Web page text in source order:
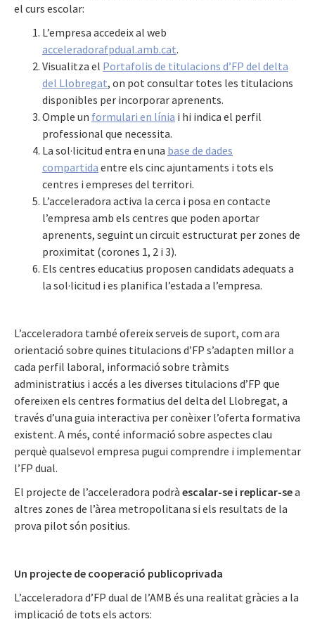
el curs escolar:
L’empresa accedeix al web
acceleradorafpdual.amb.cat.
Visualitza el Portafolis de titulacions d’FP del delta
del Llobregat, on pot consultar totes les titulacions
disponibles per incorporar aprenents.
Omple un formulari en línia i hi indica el perfil
professional que necessita.
La sol·licitud entra en una base de dades
compartida entre els cinc ajuntaments i tots els
centres i empreses del territori.
L’acceleradora activa la cerca i posa en contacte
l’empresa amb els centres que poden aportar
aprenents, seguint un circuit estructurat per zones de
proximitat (corones 1, 2 i 3).
Els centres educatius proposen candidats adequats a
la sol·licitud i es planifica l’estada a l’empresa.
L’acceleradora també ofereix serveis de suport, com ara
orientació sobre quines titulacions d’FP s’adapten millor a
cada perfil laboral, informació sobre tràmits
administratius i accés a les diverses titulacions d’FP que
ofereixen els centres formatius del delta del Llobregat, a
través d’una guia interactiva per conèixer l’oferta formativa
existent. A més, conté informació sobre aspectes clau
perquè qualsevol empresa pugui comprendre i implementar
l’FP dual.
El projecte de l’acceleradora podrà escalar-se i replicar-sea
altres zones de l’àrea metropolitana si els resultats de la
prova pilot són positius.
Un projecte de cooperació publicoprivada
L’acceleradora d’FP dual de l’AMB és una realitat gràcies a la
implicació de tots els actors: